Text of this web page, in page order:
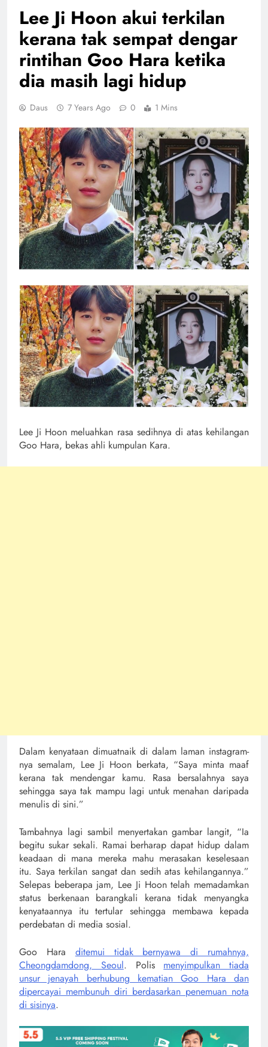
Lee Ji Hoon akui terkilan
kerana tak sempat dengar
rintihan Goo Hara ketika
dia masih lagi hidup
Daus 7 Years Ago 0 1 Mins
Lee Ji Hoon meluahkan rasa sedihnya di atas kehilangan
Goo Hara, bekas ahli kumpulan Kara.
Dalam kenyataan dimuatnaik di dalam laman instagram-
nya semalam, Lee Ji Hoon berkata, “Saya minta maaf
kerana tak mendengar kamu. Rasa bersalahnya saya
sehingga saya tak mampu lagi untuk menahan daripada
menulis di sini.”
Tambahnya lagi sambil menyertakan gambar langit, “Ia
begitu sukar sekali. Ramai berharap dapat hidup dalam
keadaan di mana mereka mahu merasakan keselesaan
itu. Saya terkilan sangat dan sedih atas kehilangannya.”
Selepas beberapa jam, Lee Ji Hoon telah memadamkan
status berkenaan barangkali kerana tidak menyangka
kenyataannya itu tertular sehingga membawa kepada
perdebatan di media sosial.
Goo Hara ditemui tidak bernyawa di rumahnya,
Cheongdamdong, Seoul. Polis menyimpulkan tiada
unsur jenayah berhubung kematian Goo Hara dan
dipercayai membunuh diri berdasarkan penemuan nota
di sisinya.